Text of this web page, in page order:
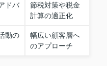
ドバ
節税対策や税金
計算の適正化
動の
幅広い顧客層へ
のアプローチ